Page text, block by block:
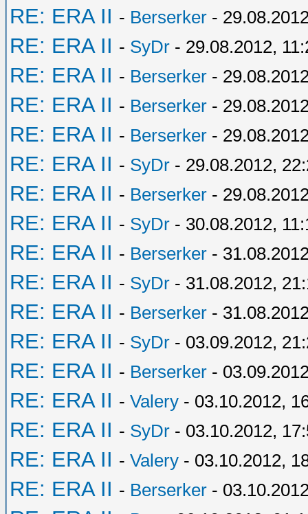
RE: ERA II - Berserker -
RE: ERA II - SyDr - 29.08.2012,
RE: ERA II - Berserker -
RE: ERA II - Berserker -
RE: ERA II - Berserker -
RE: ERA II - SyDr - 29.08.2012,
RE: ERA II - Berserker -
RE: ERA II - SyDr - 30.08.2012,
RE: ERA II - Berserker -
RE: ERA II - SyDr - 31.08.2012,
RE: ERA II - Berserker -
RE: ERA II - SyDr - 03.09.2012,
RE: ERA II - Berserker -
RE: ERA II - Valery - 03.10.2012,
RE: ERA II - SyDr - 03.10.2012,
RE: ERA II - Valery - 03.10.2012,
RE: ERA II - Berserker -